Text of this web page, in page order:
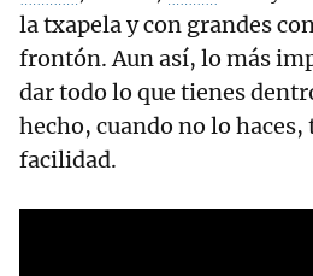
la txapela y con grandes
frontón. Aun así, lo más
dar todo lo que tienes
hecho, cuando no lo haces,
facilidad.